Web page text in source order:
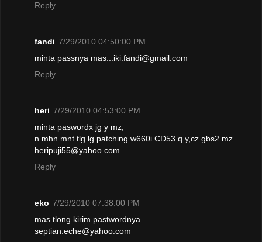
Reply
fandi 7/29/2010 04:50:00 PM
minta passnya mas...iki.fandi@gmail.com
Reply
heri 7/29/2010 04:53:00 PM
minta paswordx jg y mz,
n mhn mnt tlg lg patching w660i CD53 q y,cz gbs2 mz
heripuji55@yahoo.com
Reply
eko 7/29/2010 07:38:00 PM
mas tlong kirim pastwordnya
septian.eche@yahoo.com